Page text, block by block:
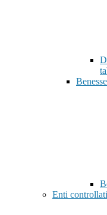
Enti controllati